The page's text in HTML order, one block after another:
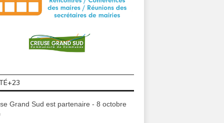
Grand Sud est partenaire - 8 octobre